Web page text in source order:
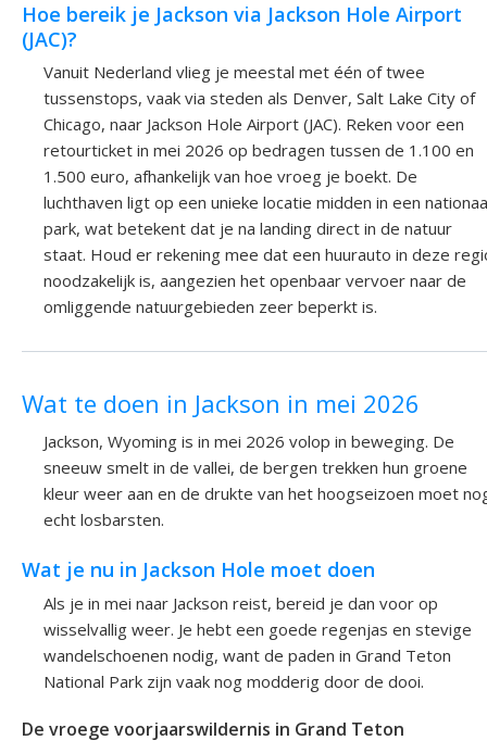
Hoe bereik je Jackson via Jackson Hole Airport
(JAC)?
Vanuit Nederland vlieg je meestal met één of twee
tussenstops, vaak via steden als Denver, Salt Lake City of
Chicago, naar Jackson Hole Airport (JAC). Reken voor een
retourticket in mei 2026 op bedragen tussen de 1.100 en
1.500 euro, afhankelijk van hoe vroeg je boekt. De
luchthaven ligt op een unieke locatie midden in een
park, wat betekent dat je na landing direct in de natuur
staat. Houd er rekening mee dat een huurauto in deze
noodzakelijk is, aangezien het openbaar vervoer naar de
omliggende natuurgebieden zeer beperkt is.
Wat te doen in Jackson in mei 2026
Jackson, Wyoming is in mei 2026 volop in beweging. De
sneeuw smelt in de vallei, de bergen trekken hun groene
kleur weer aan en de drukte van het hoogseizoen moet
echt losbarsten.
Wat je nu in Jackson Hole moet doen
Als je in mei naar Jackson reist, bereid je dan voor op
wisselvallig weer. Je hebt een goede regenjas en stevige
wandelschoenen nodig, want de paden in Grand Teton
National Park zijn vaak nog modderig door de dooi.
De vroege voorjaarswildernis in Grand Teton